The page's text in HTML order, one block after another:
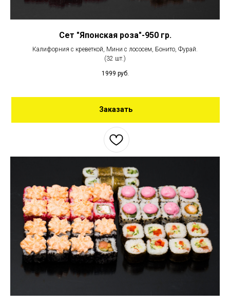
Сет "Японская роза"-950 гр.
Калифорния с креветкой, Мини с лососем, Бонито, Фурай.
(32 шт.)
1999 руб.
Заказать